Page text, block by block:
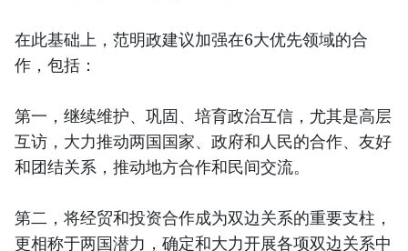
在此基础上，范明政建议加强在6大优先领域的合
作，包括：
第一，继续维护、巩固、培育政治互信，尤其是高层
互访，大力推动两国国家、政府和人民的合作、友好
和团结关系，推动地方合作和民间交流。
第二，将经贸和投资合作成为双边关系的重要支柱，
更相称于两国潜力，确定和大力开展各项双边关系中